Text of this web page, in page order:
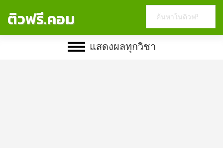
ติวฟรี.คอม
website
แสดงผลทุกวิชา